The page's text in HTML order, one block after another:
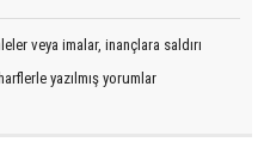
veya imalar, inançlara saldırı
yazılmış yorumlar